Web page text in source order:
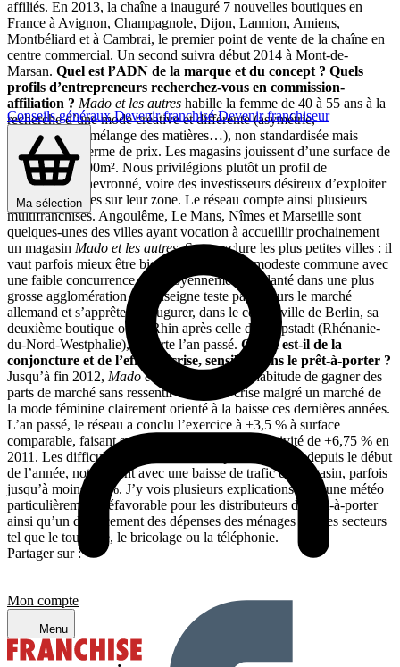
Conseils générauxDevenir franchiséDevenir franchiseur
Ma sélection
Mon compte
Menu
affiliés. En 2013, la chaîne a inauguré 7 nouvelles boutiques en
France à Avignon, Champagnole, Dijon, Lannion, Amiens,
Montbéliard et à Cambrai, le premier point de vente de la chaîne en
centre commercial. Un second suivra début 2014 à Mont-de-
Marsan. Quel est l’ADN de la marque et du concept ? Quels
profils d’entrepreneurs recherchez-vous en commission-
affiliation ? Mado et les autres habille la femme de 40 à 55 ans à la
recherche d’une mode créative et différente (asymétrie,
superposition, mélange des matières…), non standardisée mais
accessible en terme de prix. Les magasins jouissent d’une surface de
vente de 70 à 90m². Nous privilégions plutôt un profil de
commerçant chevronné, voire des investisseurs désireux d’exploiter
plusieurs affaires sur leur zone. Le réseau compte ainsi plusieurs
multifranchisés. Angoulême, Le Mans, Nîmes et Marseille sont
quelques-unes des villes ayant vocation à accueillir prochainement
un magasin Mado et les autres.Sans exclure les plus petites villes : il
vaut parfois mieux être bien placé dans une modeste commune avec
une faible concurrence que moyennement implanté dans une plus
grosse agglomération ! L’enseigne teste par ailleurs le marché
allemand et s’apprête à inaugurer, dans le centre-ville de Berlin, sa
deuxième boutique outre-Rhin après celle de Lippstadt (Rhénanie-
du-Nord-Westphalie), ouverte l’an passé. Qu’en est-il de la
conjoncture et de l’effet de crise, sensible dans le prêt-à-porter ?
Jusqu’à fin 2012, Mado et les autres
avait l’habitude de gagner des
parts de marché sans ressentir d’effet de crise malgré un marché de
la mode féminine clairement orienté à la baisse ces dernières années.
L’an passé, le réseau a conclu l’exercice à +3,5 % à surface
comparable, faisant suite à une progression d’activité de +6,75 % en
2011. Les difficultés sont en revanche plus marquées depuis le début
de l’année, notamment avec une baisse de trafic en magasin, parfois
jusqu’à moins 10 %. J’y vois plusieurs explications dont une météo
particulièrement défavorable pour les distributeurs de prêt-à-porter
ainsi qu’un déplacement des dépenses des ménages sur des secteurs
tel que le tourisme, le bricolage ou la téléphonie.
Partager sur :